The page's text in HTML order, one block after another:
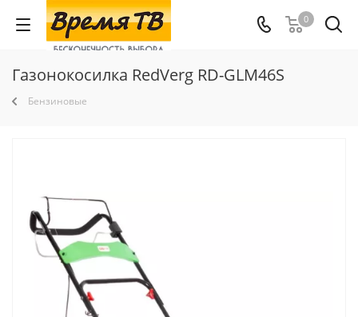
0
Газонокосилка RedVerg RD-GLM46S
Бензиновые